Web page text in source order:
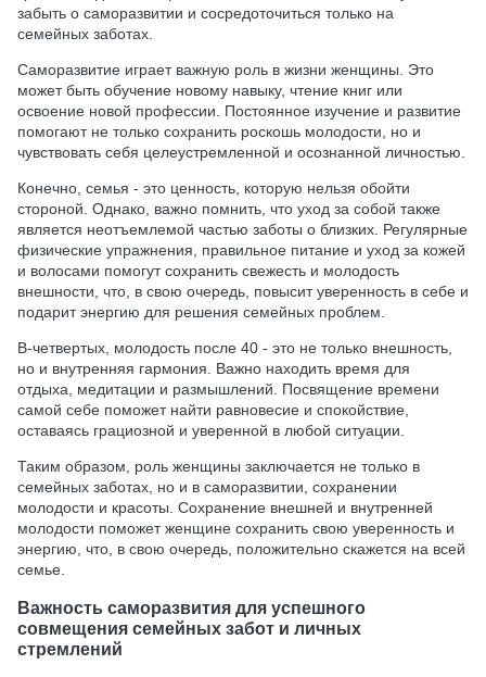
забыть о саморазвитии и сосредоточиться только на
семейных заботах.
Саморазвитие играет важную роль в жизни женщины. Это
может быть обучение новому навыку, чтение книг или
освоение новой профессии. Постоянное изучение и развитие
помогают не только сохранить роскошь молодости, но и
чувствовать себя целеустремленной и осознанной личностью.
Конечно, семья - это ценность, которую нельзя обойти
стороной. Однако, важно помнить, что уход за собой также
является неотъемлемой частью заботы о близких. Регулярные
физические упражнения, правильное питание и уход за кожей
и волосами помогут сохранить свежесть и молодость
внешности, что, в свою очередь, повысит уверенность в себе и
подарит энергию для решения семейных проблем.
В-четвертых, молодость после 40 - это не только внешность,
но и внутренняя гармония. Важно находить время для
отдыха, медитации и размышлений. Посвящение времени
самой себе поможет найти равновесие и спокойствие,
оставаясь грациозной и уверенной в любой ситуации.
Таким образом, роль женщины заключается не только в
семейных заботах, но и в саморазвитии, сохранении
молодости и красоты. Сохранение внешней и внутренней
молодости поможет женщине сохранить свою уверенность и
энергию, что, в свою очередь, положительно скажется на всей
семье.
Важность саморазвития для успешного
совмещения семейных забот и личных
стремлений